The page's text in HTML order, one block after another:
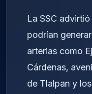
La SSC
podrían
arterias como
Cárdenas,
de Tlalpan y